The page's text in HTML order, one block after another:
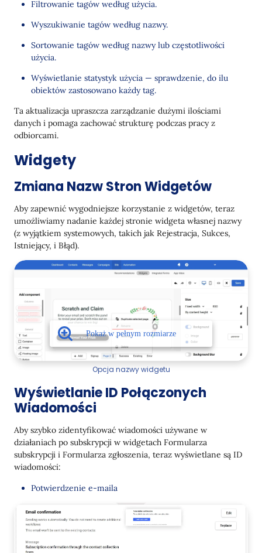
Filtrowanie tagów według użycia.
Wyszukiwanie tagów według nazwy.
Sortowanie tagów według nazwy lub częstotliwości
użycia.
Wyświetlanie statystyk użycia — sprawdzenie, do ilu
obiektów zastosowano każdy tag.
Ta aktualizacja upraszcza zarządzanie dużymi ilościami
danych i pomaga zachować strukturę podczas pracy z
odbiorcami.
Widgety
Zmiana Nazw Stron Widgetów
Aby zapewnić wygodniejsze korzystanie z widgetów, teraz
umożliwiamy nadanie każdej stronie widgeta własnej nazwy
(z wyjątkiem systemowych, takich jak Rejestracja, Sukces,
Istniejący, i Błąd).
Opcja nazwy widgetu
Wyświetlanie ID Połączonych
Wiadomości
Aby szybko zidentyfikować wiadomości używane w
działaniach po subskrypcji w widgetach Formularza
subskrypcji i Formularza zgłoszenia, teraz wyświetlane są ID
wiadomości:
Potwierdzenie e-maila